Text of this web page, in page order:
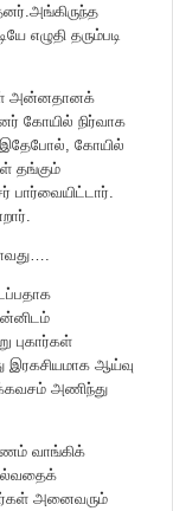
எழுதி தரும்படி
அன்னதானக்
கோயில் நிர்வாக
கோயில்
தங்கும்
புகார்கள்
ஆய்வு
அணிந்து
வாங்கிக்
அனைவரும்